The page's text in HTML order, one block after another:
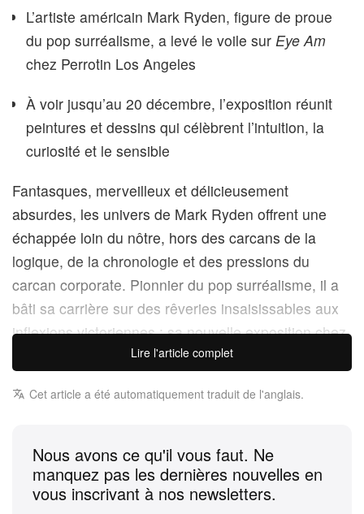
L’artiste américain Mark Ryden, figure de proue
du pop surréalisme, a levé le voile sur Eye Am
chez Perrotin Los Angeles
À voir jusqu’au 20 décembre, l’exposition réunit
peintures et dessins qui célèbrent l’intuition, la
curiosité et le sensible
Fantasques, merveilleux et délicieusement
absurdes, les univers de Mark Ryden offrent une
échappée loin du nôtre, hors des carcans de la
logique, de la chronologie et des pressions du
carcan corporate. Pionnier du pop surréalisme, il a
bâti sa carrière sur des rêveries insaisissables aux
inflexions victoriennes ; sa nouvelle exposition chez
Perrotin Los Angeles nous entraîne plus loin encore
Amle souligne, l’un se fait souvent au détriment de
l’autre. Dès lors, cette nouvelle suite de peintures et
de dessins s’est laissée guider par une main
Lire l'article complet
Cet article a été automatiquement traduit de l'anglais.
Nous avons ce qu'il vous faut. Ne
manquez pas les dernières nouvelles en
vous inscrivant à nos newsletters.